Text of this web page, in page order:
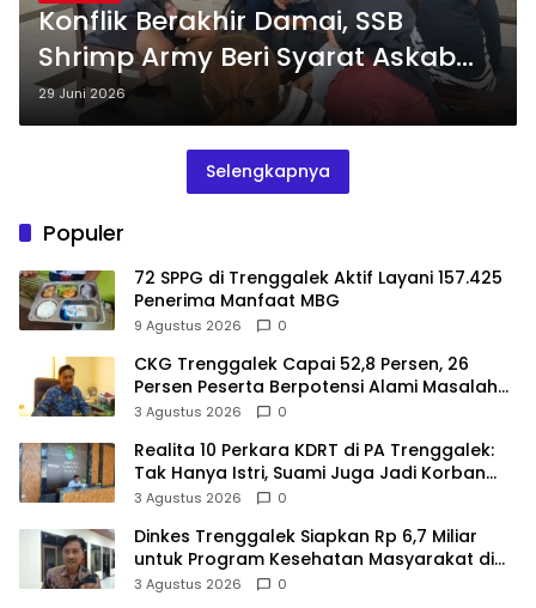
Konflik Berakhir Damai, SSB
Shrimp Army Beri Syarat Askab
PSSI Trenggalek Lakukan Evaluasi
Total
29 Juni 2026
Selengkapnya
Populer
72 SPPG di Trenggalek Aktif Layani 157.425
Penerima Manfaat MBG
9 Agustus 2026 0
CKG Trenggalek Capai 52,8 Persen, 26
Persen Peserta Berpotensi Alami Masalah
Kejiwaan
3 Agustus 2026 0
Realita 10 Perkara KDRT di PA Trenggalek:
Tak Hanya Istri, Suami Juga Jadi Korban
Kekerasan
3 Agustus 2026 0
Dinkes Trenggalek Siapkan Rp 6,7 Miliar
untuk Program Kesehatan Masyarakat di
2027
3 Agustus 2026 0